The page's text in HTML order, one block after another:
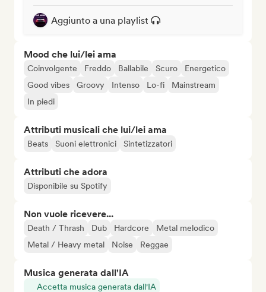
Aggiunto a una playlist
Mood che lui/lei ama
Coinvolgente Freddo Ballabile Scuro
Energetico
Good vibes
Groovy Intenso Lo-fi
Mainstream
In piedi
Attributi musicali che lui/lei ama
Beats Suoni elettronici Sintetizzatori
Attributi che adora
Disponibile su Spotify
Non vuole ricevere...
Death / Thrash Dub Hardcore
Metal melodico
Metal / Heavy metal
Noise Reggae
Musica generata dall'IA
Accetta musica generata dall'IA